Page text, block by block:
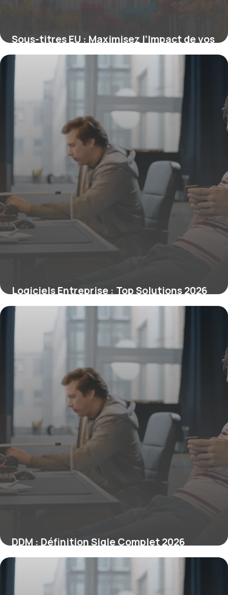
Sous-titres EU : Maximisez l’Impact de vos
Titres pour le SEO Européen
Logiciels Entreprise : Top Solutions 2026
12 juin 2026
DDM : Définition Sigle Complet 2026
9 juin 2026